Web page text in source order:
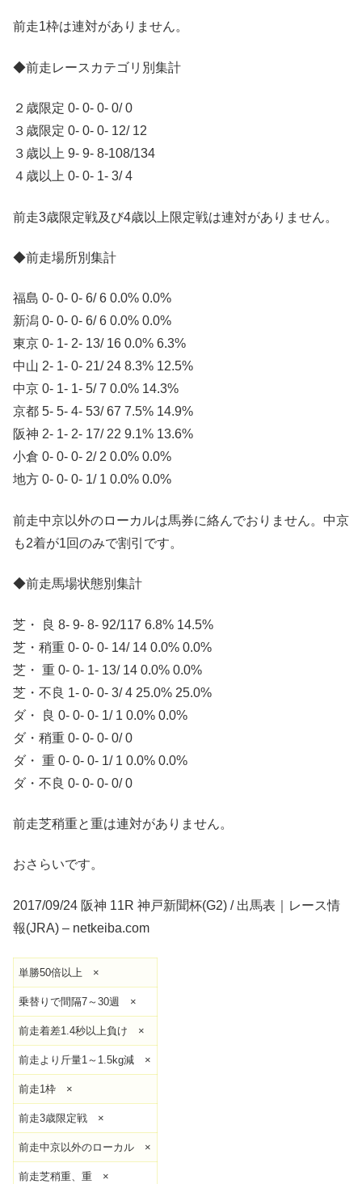
前走1枠は連対がありません。
◆前走レースカテゴリ別集計
２歳限定 0- 0- 0- 0/ 0
３歳限定 0- 0- 0- 12/ 12
３歳以上 9- 9- 8-108/134
４歳以上 0- 0- 1- 3/ 4
前走3歳限定戦及び4歳以上限定戦は連対がありません。
◆前走場所別集計
福島 0- 0- 0- 6/ 6 0.0% 0.0%
新潟 0- 0- 0- 6/ 6 0.0% 0.0%
東京 0- 1- 2- 13/ 16 0.0% 6.3%
中山 2- 1- 0- 21/ 24 8.3% 12.5%
中京 0- 1- 1- 5/ 7 0.0% 14.3%
京都 5- 5- 4- 53/ 67 7.5% 14.9%
阪神 2- 1- 2- 17/ 22 9.1% 13.6%
小倉 0- 0- 0- 2/ 2 0.0% 0.0%
地方 0- 0- 0- 1/ 1 0.0% 0.0%
前走中京以外のローカルは馬券に絡んでおりません。中京
も2着が1回のみで割引です。
◆前走馬場状態別集計
芝・ 良 8- 9- 8- 92/117 6.8% 14.5%
芝・稍重 0- 0- 0- 14/ 14 0.0% 0.0%
芝・ 重 0- 0- 1- 13/ 14 0.0% 0.0%
芝・不良 1- 0- 0- 3/ 4 25.0% 25.0%
ダ・ 良 0- 0- 0- 1/ 1 0.0% 0.0%
ダ・稍重 0- 0- 0- 0/ 0
ダ・ 重 0- 0- 0- 1/ 1 0.0% 0.0%
ダ・不良 0- 0- 0- 0/ 0
前走芝稍重と重は連対がありません。
おさらいです。
2017/09/24 阪神 11R 神戸新聞杯(G2) / 出馬表｜レース情
報(JRA) – netkeiba.com
単勝50倍以上 ×
乗替りで間隔7～30週 ×
前走着差1.4秒以上負け ×
前走より斤量1～1.5kg減 ×
前走1枠 ×
前走3歳限定戦 ×
前走中京以外のローカル ×
前走芝稍重、重 ×